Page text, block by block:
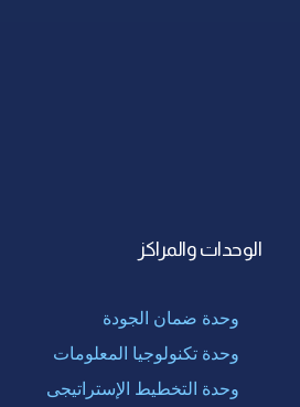
الوحدات والمراكز
وحدة ضمان الجودة
وحدة تكنولوجيا المعلومات
وحدة التخطيط الإستراتيجى